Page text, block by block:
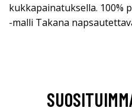
kukkapainatuksella. 100%
-malli Takana